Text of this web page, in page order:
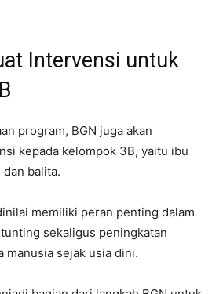
Intervensi untuk
program, BGN juga akan
kepada kelompok 3B, yaitu ibu
balita.
memiliki peran penting dalam
sekaligus peningkatan
manusia sejak usia dini.